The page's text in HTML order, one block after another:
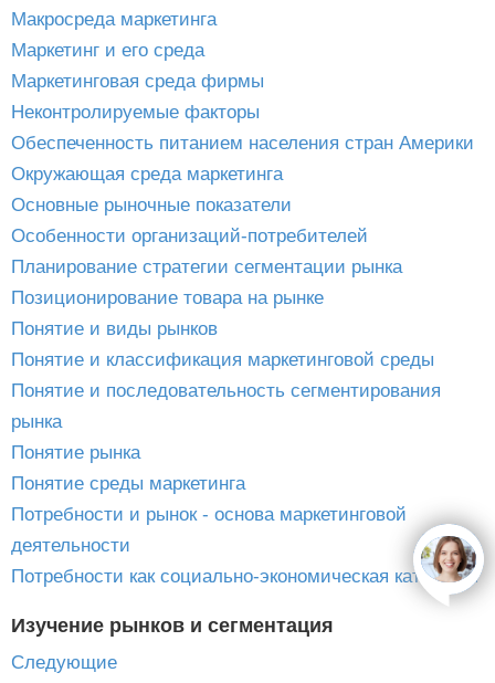
Макросреда маркетинга
Маркетинг и его среда
Маркетинговая среда фирмы
Неконтролируемые факторы
Обеспеченность питанием населения стран Америки
Окружающая среда маркетинга
Основные рыночные показатели
Особенности организаций-потребителей
Планирование стратегии сегментации рынка
Позиционирование товара на рынке
Понятие и виды рынков
Понятие и классификация маркетинговой среды
Понятие и последовательность сегментирования
рынка
Понятие рынка
Понятие среды маркетинга
Потребности и рынок - основа маркетинговой
деятельности
Потребности как социально-экономическая категория
Изучение рынков и сегментация
Следующие
open